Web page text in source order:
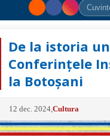
De la istoria
Conferințele
la Botoșani
12 dec. 2024 ,Cultura